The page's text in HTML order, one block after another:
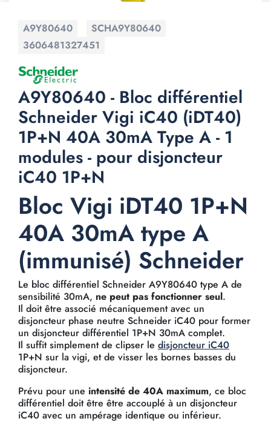
A9Y80640
SCHA9Y80640
3606481327451
A9Y80640 - Bloc différentiel
Schneider Vigi iC40 (iDT40)
1P+N 40A 30mA Type A - 1
modules - pour disjoncteur
iC40 1P+N
Bloc Vigi iDT40 1P+N
40A 30mA type A
(immunisé) Schneider
Le bloc différentiel Schneider A9Y80640 type A de
sensibilité 30mA, ne peut pas fonctionner seul.
Il doit être associé mécaniquement avec un
disjoncteur phase neutre Schneider iC40 pour former
un disjoncteur différentiel 1P+N 30mA complet.
Il suffit simplement de clipser le disjoncteur iC40
1P+N sur la vigi, et de visser les bornes basses du
disjoncteur.
Prévu pour une intensité de 40A maximum, ce bloc
différentiel doit être être accouplé à un disjoncteur
iC40 avec un ampérage identique ou inférieur.